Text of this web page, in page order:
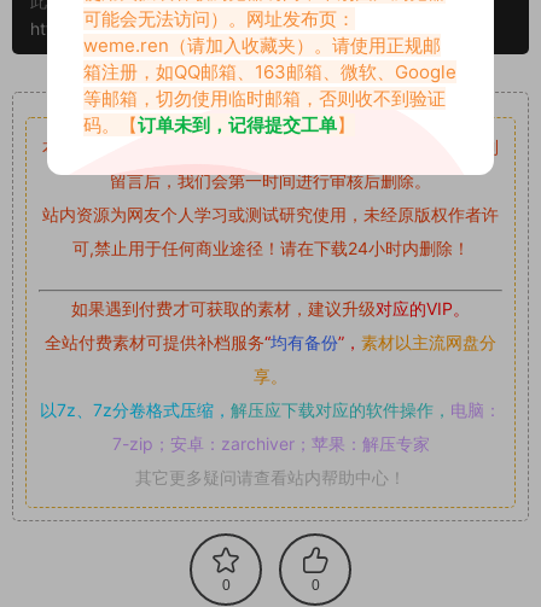
https://www.vmiba.com/18251.html
重要声明
本站资源均来自网络分享，如有侵犯你的权益请私信留言
收到
留言后，我们会第一时间进行审核后删除。
站内资源为网友个人学习或测试研究使用，未经原版权作者许
可,禁止用于任何商业途径！请在下载24小时内删除！
如果遇到付费才可获取的素材，建议升级对应的VIP。
全站付费素材可提供补档服务“均有备份”， 素材以主流网盘分
享。
以7z、7z分卷格式压缩， 解压应下载对应的软件操作， 电脑：
7-zip；安卓：zarchiver；苹果：解压专家
其它更多疑问请查看站内帮助中心！
0 0
可能会无法访问）。网址发布页：
weme.ren （请加入收藏夹）。请使用正规邮
箱注册，如QQ邮箱、163邮箱、微软、Google
等邮箱，切勿使用临时邮箱，否则收不到验证
码。【订单未到，记得提交工单】